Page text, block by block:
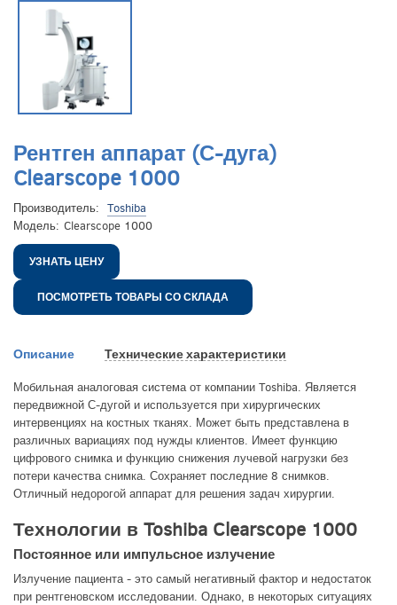
Рентген аппарат (С-дуга)
Clearscope 1000
Производитель: Toshiba
Модель: Clearscope 1000
УЗНАТЬ ЦЕНУ
ПОСМОТРЕТЬ ТОВАРЫ СО СКЛАДА
Описание Технические характеристики
Мобильная аналоговая система от компании Toshiba. Является
передвижной С-дугой и используется при хирургических
интервенциях на костных тканях. Может быть представлена в
различных вариациях под нужды клиентов. Имеет функцию
цифрового снимка и функцию снижения лучевой нагрузки без
потери качества снимка. Сохраняет последние 8 снимков.
Отличный недорогой аппарат для решения задач хирургии.
Технологии в Toshiba Clearscope 1000
Постоянное или импульсное излучение
Излучение пациента - это самый негативный фактор и недостаток
при рентгеновском исследовании. Однако, в некоторых ситуациях